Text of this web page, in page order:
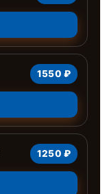
1550 ₽
1250 ₽